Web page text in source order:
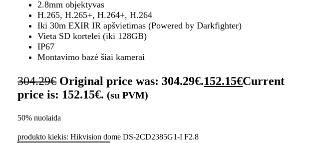
2.8mm objektyvas
H.265, H.265+, H.264+, H.264
Iki 30m EXIR IR apšvietimas (Powered by Darkfighter)
Vieta SD kortelei (iki 128GB)
IP67
Montavimo bazė šiai kamerai
304.29€ Original price was: 304.29€.152.15€Current
price is: 152.15€. (su PVM)
50% nuolaida
produkto kiekis: Hikvision dome DS-2CD2385G1-I F2.8